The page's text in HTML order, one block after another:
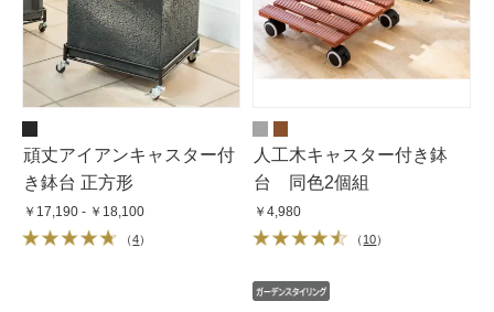
頑丈アイアンキャスター付
き鉢台 正方形
￥17,190 - ￥18,100
（4）
人工木キャスター付き鉢
台 同色2個組
￥4,980
（ 10）